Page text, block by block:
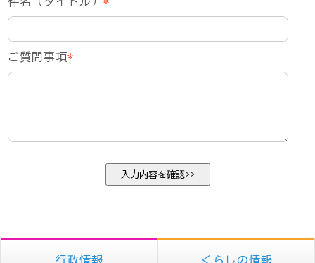
ご質問事項*
行政情報 くらしの情報